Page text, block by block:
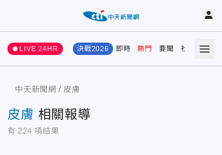
LIVE 24HR 決戰2026 即時 熱門 要聞 社會 娛樂
中天新聞網 皮膚
皮膚 相關報導
有 224 項結果